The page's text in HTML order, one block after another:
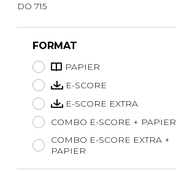
DO 715
FORMAT
PAPIER
E-SCORE
E-SCORE EXTRA
COMBO E-SCORE + PAPIER
COMBO E-SCORE EXTRA +
PAPIER